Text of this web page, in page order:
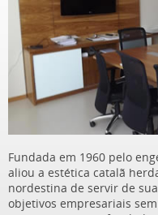
Fundada em 1960 pelo
aliou a estética catalã
nordestina de servir de
objetivos empresariais